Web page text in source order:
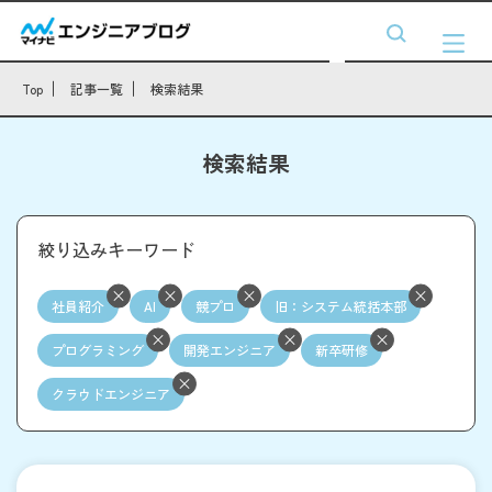
Top 記事一覧 検索結果
検索結果
絞り込みキーワード
社員紹介 AI 競プロ 旧：システム統括本部
プログラミング 開発エンジニア 新卒研修
クラウドエンジニア